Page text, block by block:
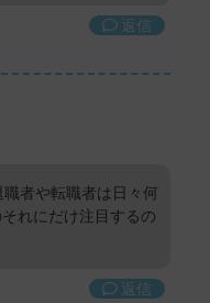
返信
者や転職者は日々何
れにだけ注目するの
返信